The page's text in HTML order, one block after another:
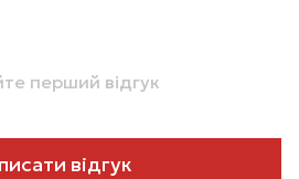
перший відгук
відгук